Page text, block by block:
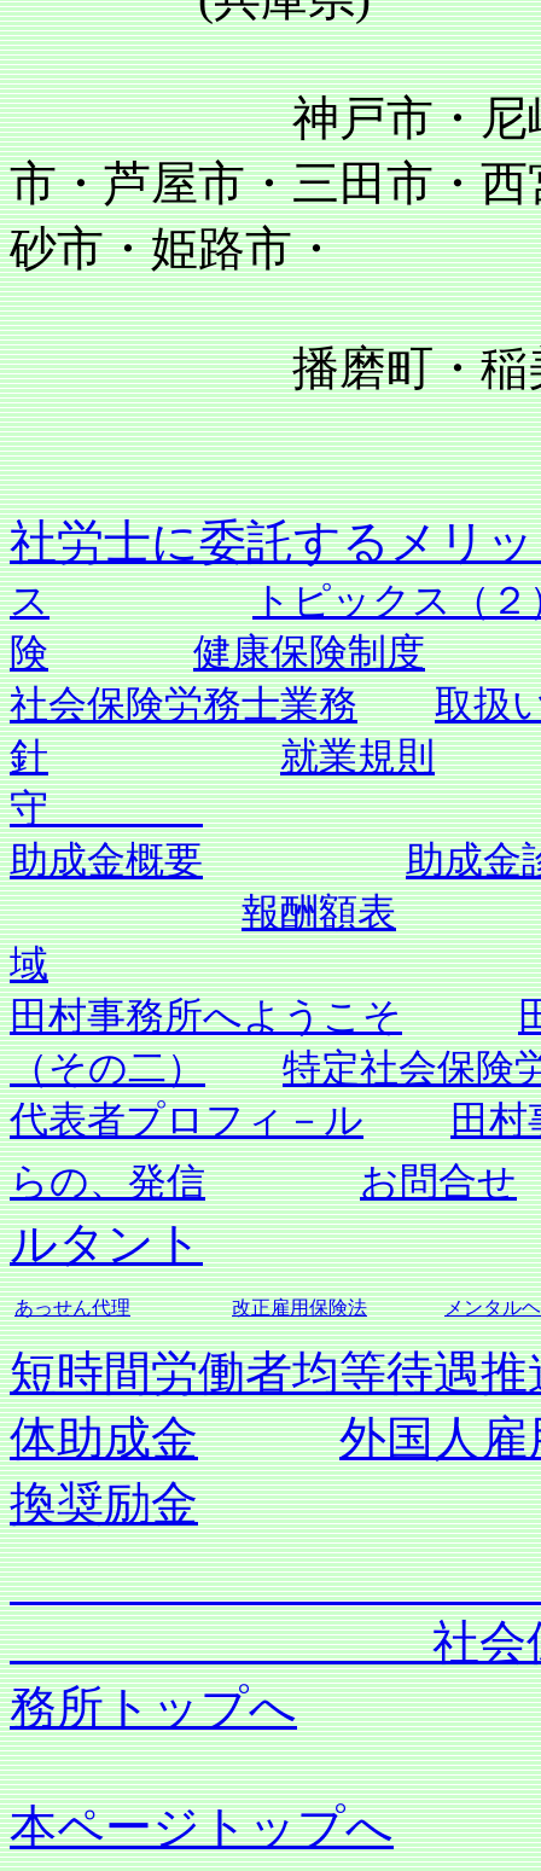
神戸市・尼崎市・
市・芦屋市・三田市・
砂市・姫路市・
播磨町・稲美町
社労士に委託す
ス
トピックス（２
険
健康保険制度
社会保険労務士業務
取扱
針
就業規則
守
助成金概要
助成金
報酬額表
域
田村事務所へようこそ
（その二）
特定社会保険
代表者プロフィ－ル
田
らの、発信
お問合せ
ルタント
あっせん代理 改正雇用保険法 メンタル
短時間労働者均等待遇
体助成金
外国人
換奨励金
社会保険労務
務所トップへ
本ページトップへ